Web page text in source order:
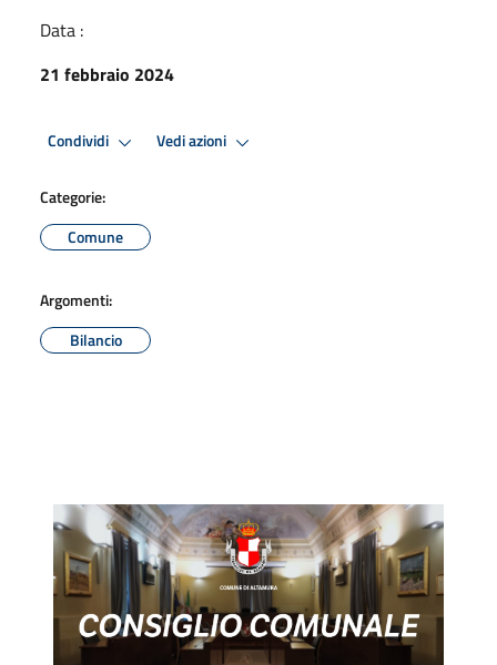
Data :
21 febbraio 2024
Condividi Vedi azioni
Categorie:
Comune
Argomenti:
Bilancio